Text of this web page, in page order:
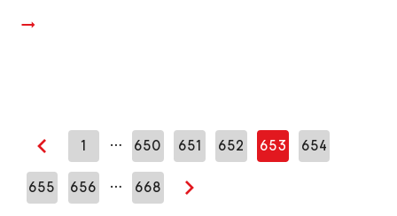
Edellinen sivu
1 … 650 651 652 653 654
655 656 … 668
Seuraava sivu